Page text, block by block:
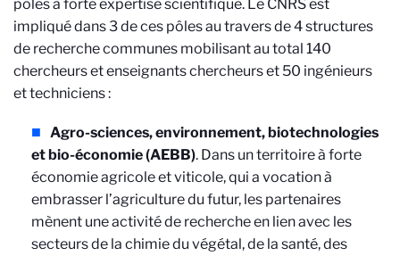
pôles à forte expertise scientifique. Le CNRS est
impliqué dans 3 de ces pôles au travers de 4 structures
de recherche communes mobilisant au total 140
chercheurs et enseignants chercheurs et 50 ingénieurs
et techniciens :
Agro-sciences, environnement, biotechnologies
et bio-économie (AEBB). Dans un territoire à forte
économie agricole et viticole, qui a vocation à
embrasser l’agriculture du futur, les partenaires
mènent une activité de recherche en lien avec les
secteurs de la chimie du végétal, de la santé, des